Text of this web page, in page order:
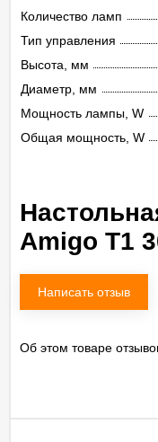
Количество ламп
Тип управления
Высота, мм
Диаметр, мм
Мощность лампы, W
Общая мощность, W
Amigo T1
Написать отзыв
Об этом товаре